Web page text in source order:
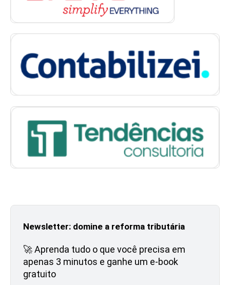
Newsletter: domine a reforma tributária
🚀 Aprenda tudo o que você precisa em
apenas 3 minutos e ganhe um e-book
gratuito